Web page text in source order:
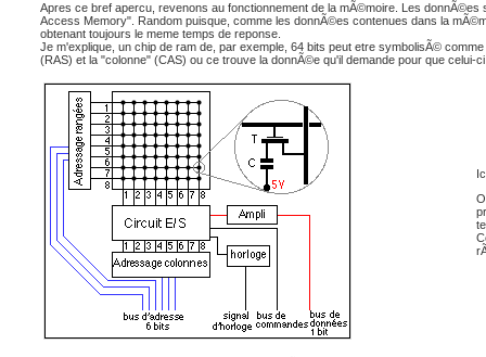
Apres ce bref apercu, revenons au fonctionnement de la mÃ©moire. Les
Access Memory". Random puisque, comme les donnÃ©es contenues dans la
obtenant toujours le meme temps de reponse.
Je m'explique, un chip de ram de, par exemple, 64 bits peut etre symbolisÃ©
(RAS) et la "colonne" (CAS) ou ce trouve la donnÃ©e qu'il demande pour que celui-